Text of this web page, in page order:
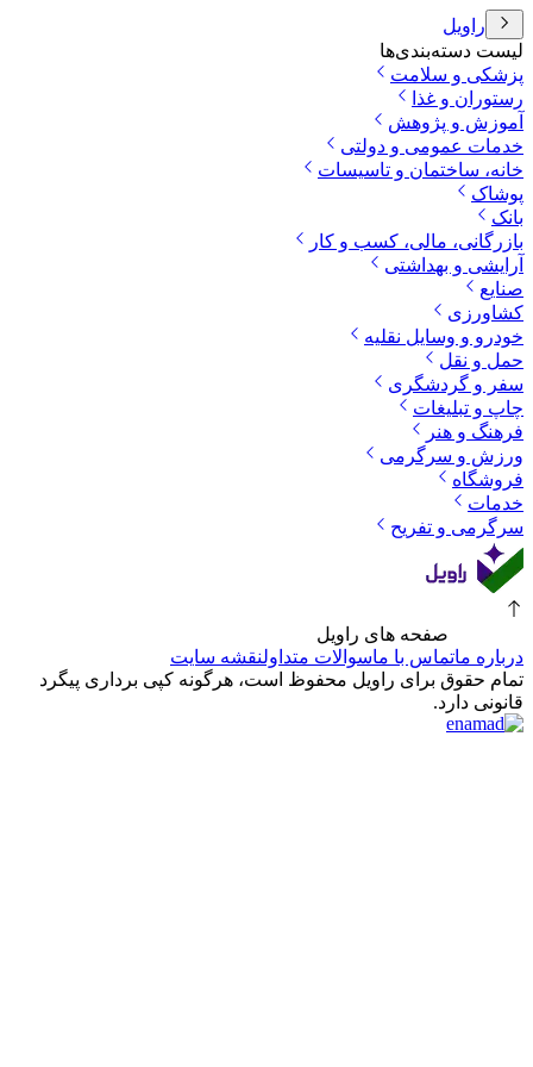
راویل
لیست دسته‌بندی‌ها
پزشکی و سلامت
رستوران و غذا
آموزش و پژوهش
خدمات عمومی و دولتی
خانه، ساختمان و تاسیسات
پوشاک
بانک
بازرگانی، مالی، کسب و کار
آرایشی و بهداشتی
صنایع
کشاورزی
خودرو و وسایل نقلیه
حمل و نقل
سفر و گردشگری
چاپ و تبلیغات
فرهنگ و هنر
ورزش و سرگرمی
فروشگاه
خدمات
سرگرمی و تفریح
صفحه های راویل
درباره ماتماس با ماسوالات متداولنقشه سایت
تمام حقوق برای راویل محفوظ است، هرگونه کپی برداری پیگرد
قانونی دارد.